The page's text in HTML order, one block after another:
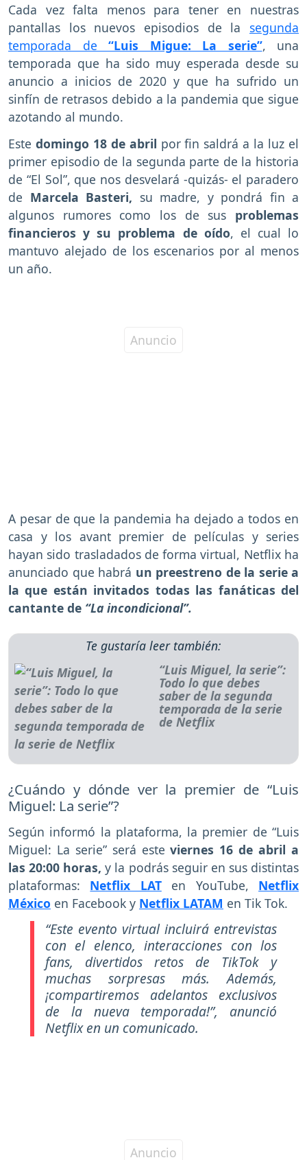
Cada vez falta menos para tener en nuestras
pantallas los nuevos episodios de la segunda
temporada de “Luis Migue: La serie”, una
temporada que ha sido muy esperada desde su
anuncio a inicios de 2020 y que ha sufrido un
sinfín de retrasos debido a la pandemia que sigue
azotando al mundo.
Este domingo 18 de abril por fin saldrá a la luz el
primer episodio de la segunda parte de la historia
de “El Sol”, que nos desvelará -quizás- el paradero
de Marcela Basteri, su madre, y pondrá fin a
algunos rumores como los de sus problemas
financieros y su problema de oído, el cual lo
mantuvo alejado de los escenarios por al menos
un año.
A pesar de que la pandemia ha dejado a todos en
casa y los avant premier de películas y series
hayan sido trasladados de forma virtual, Netflix ha
anunciado que habrá un preestreno de la serie a
la que están invitados todas las fanáticas del
cantante de “La incondicional”.
Te gustaría leer también:
“Luis Miguel, la serie”:
Todo lo que debes
saber de la segunda
temporada de la serie
de Netflix
¿Cuándo y dónde ver la premier de “Luis
Miguel: La serie”?
Según informó la plataforma, la premier de “Luis
Miguel: La serie” será esteviernes 16 de abril a
las 20:00 horas, y la podrás seguir en sus distintas
plataformas: Netflix LATen YouTube, Netflix
México en Facebook y Netflix LATAM en Tik Tok.
“Este evento virtual incluirá entrevistas
con el elenco, interacciones con los
fans, divertidos retos de TikTok y
muchas sorpresas más. Además,
¡compartiremos adelantos exclusivos
de la nueva temporada!”, anunció
Netflix en un comunicado.